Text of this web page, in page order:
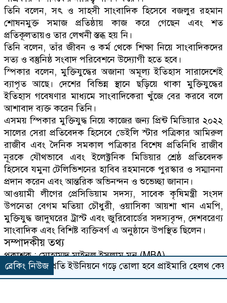
ব্রেকিং নিউজপ্রতি ইউনিয়নে গড়ে তোলা হবে প্রাইমারি হেলথ কেয়ার
তিনি বলেন, সৎ ও সাহসী সাংবাদিক হিসেবে বজলুর রহমান
শোষনমুক্ত সমাজ প্রতিষ্ঠায় কাজ করে গেছেন এবং শত
প্রতিকূলতায়ও তার লেখনী স্তব্ধ হয় নি।
তিনি বলেন, তাঁর জীবন ও কর্ম থেকে শিক্ষা নিয়ে সাংবাদিকদের
সত্য ও বস্তুনিষ্ঠ সংবাদ পরিবেশনে উদ্যোগী হতে হবে।
স্পিকার বলেন, মুক্তিযুদ্ধের অজানা অমূল্য ইতিহাস সারাদেশেই
ব্যাপৃত আছে। দেশের বিভিন্ন স্থানে ছড়িয়ে থাকা মুক্তিযুদ্ধের
ইতিহাস গবেষণার মাধ্যমে সাংবাদিকেরা খুঁজে বের করবে বলে
আশাবাদ ব্যক্ত করেন তিনি।
এসময় স্পিকার মুক্তিযুদ্ধ নিয়ে কাজের জন্য প্রিন্ট মিডিয়ার ২০২২
সালের সেরা প্রতিবেদক হিসেবে ডেইলি স্টার পত্রিকার আমিরুল
রাজীব এবং দৈনিক সমকাল পত্রিকার বিশেষ প্রতিনিধি রাজীব
নূরকে যৌথভাবে এবং ইলেক্ট্রনিক মিডিয়ার শ্রেষ্ঠ প্রতিবেদক
হিসেবে যমুনা টেলিভিশনের হাবিব রহমানকে পুরস্কার ও সম্মাননা
প্রদান করেন এবং আন্তরিক অভিনন্দন ও শুভেচ্ছা জানান।
আওয়ামী লীগের প্রেসিডিয়াম সদস্য, সাবেক কৃষিমন্ত্রী সংসদ
উপনেতা বেগম মতিয়া চৌধুরী, ওয়াসিকা আয়শা খান এমপি,
মুক্তিযুদ্ধ জাদুঘরের ট্রাস্ট এবং জুরিবোর্ডের সদস্যবৃন্দ, দেশবরেণ্য
সাংবাদিক এবং বিশিষ্ট ব্যক্তিবর্গ এ অনুষ্ঠানে উপস্থিত ছিলেন।
সম্পাদকীয় তথ্য
প্রকাশক : মোহাম্মদ মাইনুল ইসলাম মুনু (MBA)
সম্পাদক : জাহাঙ্গীর সেলিম
যোগাযোগ